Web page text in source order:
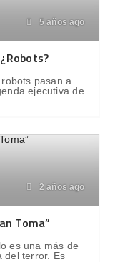
5 años ago
pasan a
ejecutiva de
2 años ago
Toma”
es una más de
del terror. Es